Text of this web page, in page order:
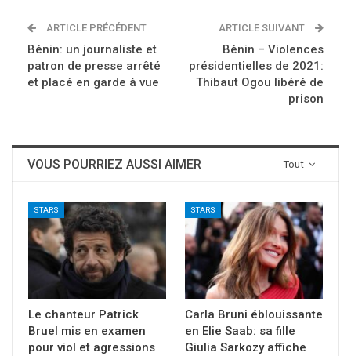
ARTICLE PRÉCÉDENT
Bénin: un journaliste et
patron de presse arrêté
et placé en garde à vue
ARTICLE SUIVANT
Bénin – Violences
présidentielles de 2021:
Thibaut Ogou libéré de
prison
Tout
VOUS POURRIEZ AUSSI AIMER
STARS
Le chanteur Patrick
Bruel mis en examen
pour viol et agressions
STARS
Carla Bruni éblouissante
en Elie Saab: sa fille
Giulia Sarkozy affiche